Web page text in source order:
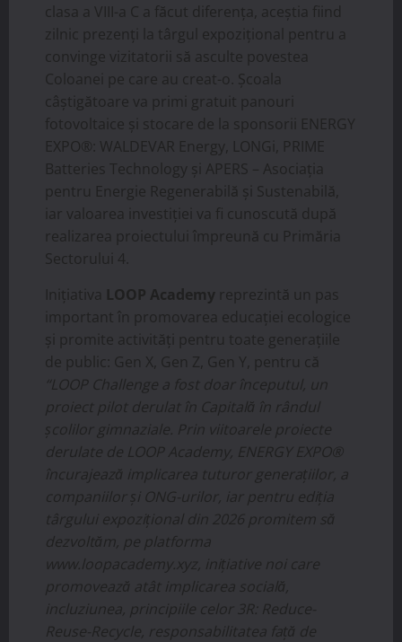
clasa a VIII-a C a făcut diferența, aceștia fiind
zilnic prezenți la târgul expozițional pentru a
convinge vizitatorii să asculte povestea
Coloanei pe care au creat-o. Școala
câștigătoare va primi gratuit panouri
fotovoltaice și stocare de la sponsorii ENERGY
EXPO®: WALDEVAR Energy, LONGi, PRIME
Batteries Technology și APERS – Asociația
pentru Energie Regenerabilă și Sustenabilă,
iar valoarea investiției va fi cunoscută după
realizarea proiectului împreună cu Primăria
Sectorului 4.
Inițiativa LOOP Academy reprezintă un pas
important în promovarea educației ecologice
și promite activități pentru toate generațiile
de public: Gen X, Gen Z, Gen Y, pentru că
“LOOP Challenge a fost doar începutul, un
proiect pilot derulat în Capitală în rândul
școlilor gimnaziale. Prin viitoarele proiecte
derulate de LOOP Academy, ENERGY EXPO®
încurajează implicarea tuturor generațiilor, a
companiilor și ONG-urilor, iar pentru ediția
târgului expozițional din 2026 promitem să
dezvoltăm, pe platforma
www.loopacademy.xyz, inițiative noi care
promovează atât implicarea socială,
incluziunea, principiile celor 3R: Reduce-
Reuse-Recycle, responsabilitatea față de